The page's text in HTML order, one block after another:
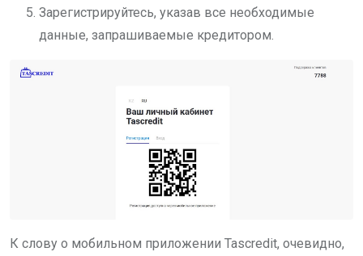
Зарегистрируйтесь, указав все необходимые
данные, запрашиваемые кредитором.
К слову о мобильном приложении Tascredit, очевидно,